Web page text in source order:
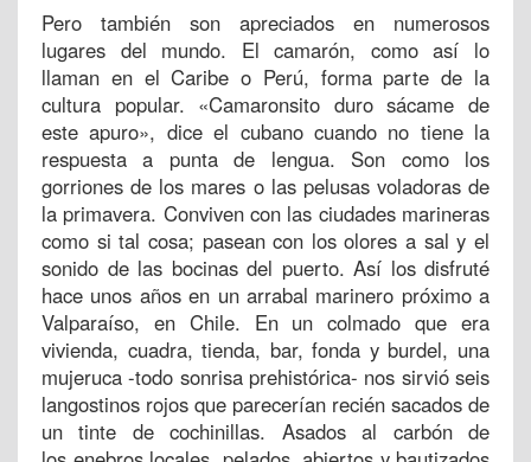
Pero también son apreciados en numerosos
lugares del mundo. El camarón, como así lo
llaman en el Caribe o Perú, forma parte de la
cultura popular. «Camaronsito duro sácame de
este apuro», dice el cubano cuando no tiene la
respuesta a punta de lengua. Son como los
gorriones de los mares o las pelusas voladoras de
la primavera. Conviven con las ciudades marineras
como si tal cosa; pasean con los olores a sal y el
sonido de las bocinas del puerto. Así los disfruté
hace unos años en un arrabal marinero próximo a
Valparaíso, en Chile. En un colmado que era
vivienda, cuadra, tienda, bar, fonda y burdel, una
mujeruca -todo sonrisa prehistórica- nos sirvió seis
langostinos rojos que parecerían recién sacados de
un tinte de cochinillas. Asados al carbón de